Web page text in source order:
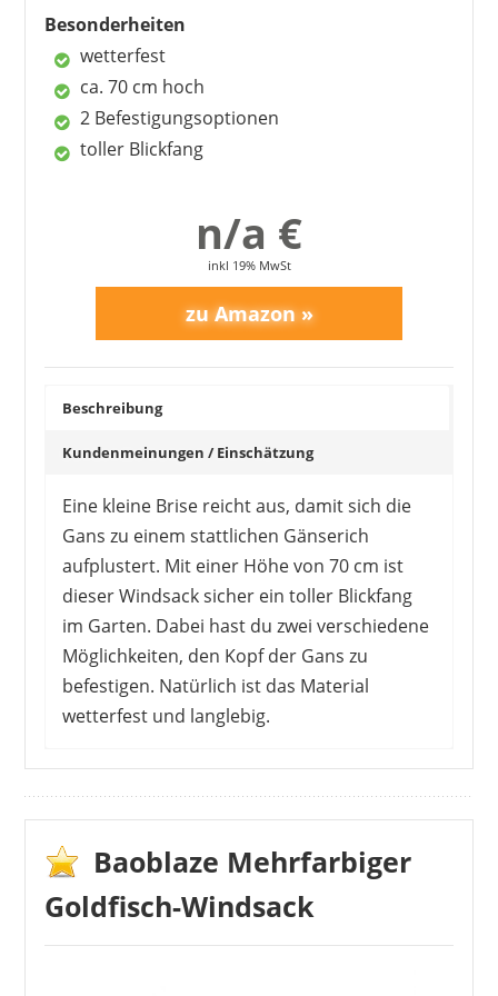
1 2 3 4 5 6
10
>
Besonderheiten
wetterfest
ca. 70 cm hoch
2 Befestigungsoptionen
toller Blickfang
n/a €
inkl 19% MwSt
Beschreibung
Kundenmeinungen / Einschätzung
Eine kleine Brise reicht aus, damit sich die
Gans zu einem stattlichen Gänserich
aufplustert. Mit einer Höhe von 70 cm ist
dieser Windsack sicher ein toller Blickfang
im Garten. Dabei hast du zwei verschiedene
Möglichkeiten, den Kopf der Gans zu
befestigen. Natürlich ist das Material
wetterfest und langlebig.
Viele KäuferInnen bezeichnen die Wirkung der
Gans aus der Ferne als echt, sodass sie am
Wegesrand auch dazu geeignet ist, um
Autofahrer abzubremsen. Auch stellen einige
NutzerInnen gleich mehrere Gänse in einer
Gruppe auf. Bei Wind dreht sich die Gans und
zeigt so die Windrichtung an. Dabei bezeichnen
Baoblaze Mehrfarbiger
Goldfisch-Windsack